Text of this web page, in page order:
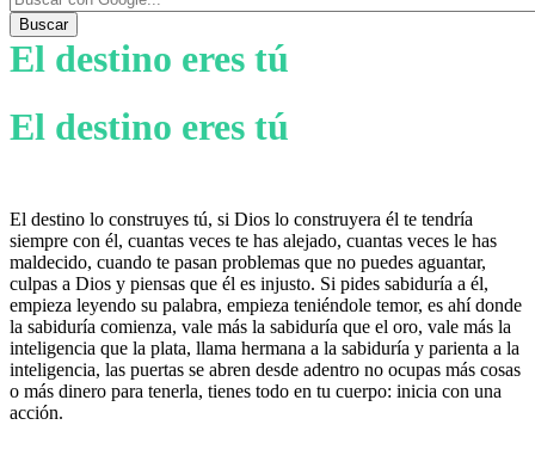
Buscar
El destino eres tú
El destino eres tú
El destino lo construyes tú, si Dios lo construyera él te tendría
siempre con él, cuantas veces te has alejado, cuantas veces le has
maldecido, cuando te pasan problemas que no puedes aguantar,
culpas a Dios y piensas que él es injusto. Si pides sabiduría a él,
empieza leyendo su palabra, empieza teniéndole temor, es ahí donde
la sabiduría comienza, vale más la sabiduría que el oro, vale más la
inteligencia que la plata, llama hermana a la sabiduría y parienta a la
inteligencia, las puertas se abren desde adentro no ocupas más cosas
o más dinero para tenerla, tienes todo en tu cuerpo: inicia con una
acción.